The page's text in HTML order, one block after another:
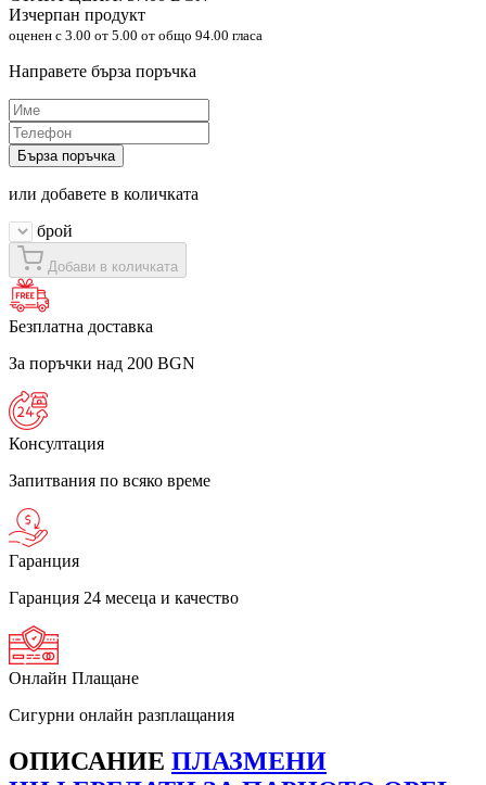
Изчерпан продукт
оценен с 3.00 от 5.00 от общо 94.00 гласа
Направете бърза поръчка
Бърза поръчка
или добавете в количката
брой
Добави в количката
Безплатна доставка
За поръчки над 200 BGN
Консултация
Запитвания по всяко време
Гаранция
Гаранция 24 месеца и качество
Онлайн Плащане
Сигурни онлайн разплащания
ОПИСАНИЕ ПЛАЗМЕНИ